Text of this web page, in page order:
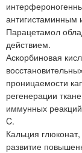
антигистаминным
Парацетамол
действием.
Аскорбиновая
проницаемости
регенерации
иммунных
C.
Кальция
развитие